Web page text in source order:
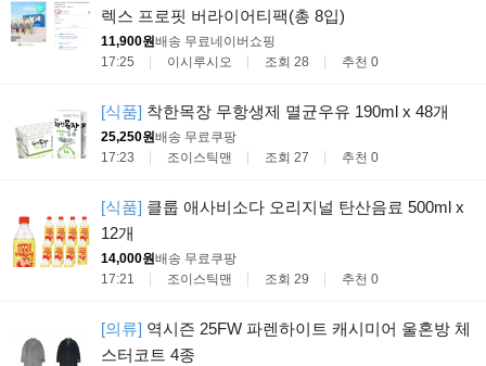
렉스 프로핏 버라이어티팩(총 8입)
11,900원배송 무료네이버쇼핑
17:25
이시루시오 조회 28 추천 0
[식품] 착한목장 무항생제 멸균우유 190ml x 48개
25,250원배송 무료 쿠팡
17:23
조이스틱맨 조회 27 추천 0
[식품] 클룹 애사비소다 오리지널 탄산음료 500ml x
12개
14,000원배송 무료 쿠팡
17:21
조이스틱맨 조회 29 추천 0
[의류] 역시즌 25FW 파렌하이트 캐시미어 울혼방 체
스터코트 4종